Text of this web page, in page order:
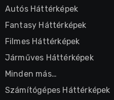
Autós Háttérképek
Fantasy Háttérképek
Filmes Háttérképek
Járműves Háttérképek
Minden más…
Számítógépes Háttérképek